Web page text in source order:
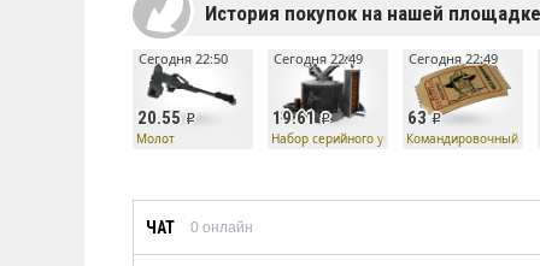
История покупок на нашей площадке
20.55
Сегодня 22:50
Молот
19.61
Сегодня 22:49
Набор серийного убийцы — Молот
63
Сегодня 22:49
Командировочный
ЧАТ 0 онлайн